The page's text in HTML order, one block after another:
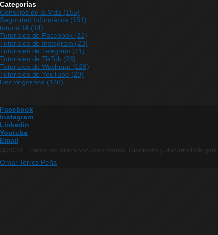
Categorías
Consejos de la Vida (155)
Seguridad Informática (151)
tutorial IA (14)
Tutoriales de Facebook (32)
Tutoriales de Instagram (23)
Tutoriales de Telegram (11)
Tutoriales de TikTok (23)
Tutoriales de Washapp (128)
Tutoriales de YouTube (20)
Uncategorized (106)
Facebook
Instagram
Linkedin
Youtube
Email
@2020 - Todos los derechos reservados. Diseñado y desarrollado por
Omar Torres Peña